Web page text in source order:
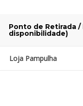
Ponto de Retirada
disponibilidade)
Loja Pampulha